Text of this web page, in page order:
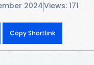
2024Views: 171
Copy Shortlink